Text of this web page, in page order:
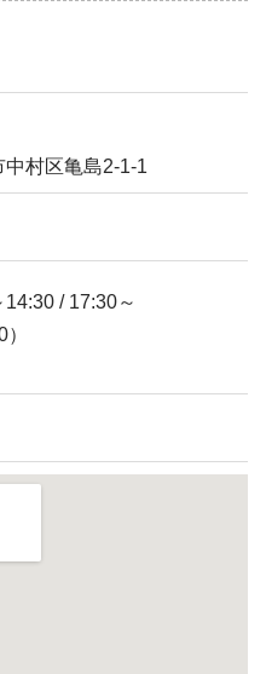
セレクト店として『名古屋ラ
』に出店した際に人気を博し
伊勢海老味噌らぁめん。それ
のスープと麺を完成させた。
か食べられなかった限定メニ
村区亀島2-1-1
/ 17:30～